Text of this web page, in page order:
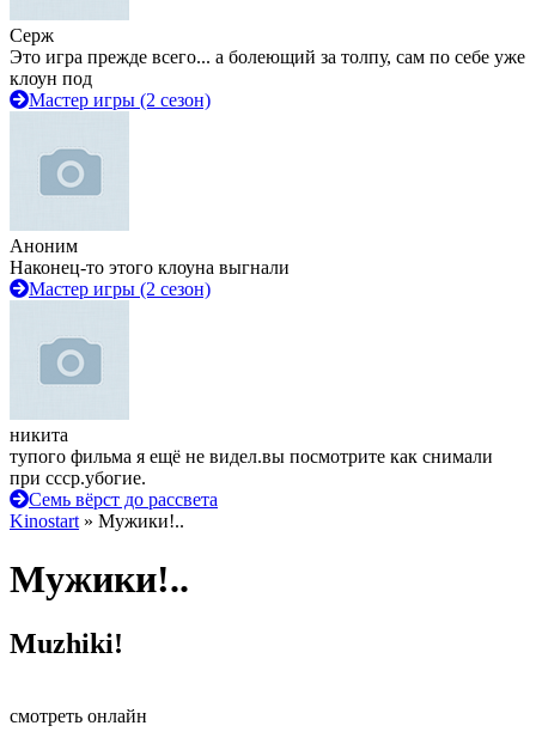
Серж
Это игра прежде всего... а болеющий за толпу, сам по себе уже
клоун под
Мастер игры (2 сезон)
Аноним
Наконец-то этого клоуна выгнали
Мастер игры (2 сезон)
никита
тупого фильма я ещё не видел.вы посмотрите как снимали
при ссср.убогие.
Семь вёрст до рассвета
Kinostart » Мужики!..
Мужики!..
Muzhiki!
смотреть онлайн